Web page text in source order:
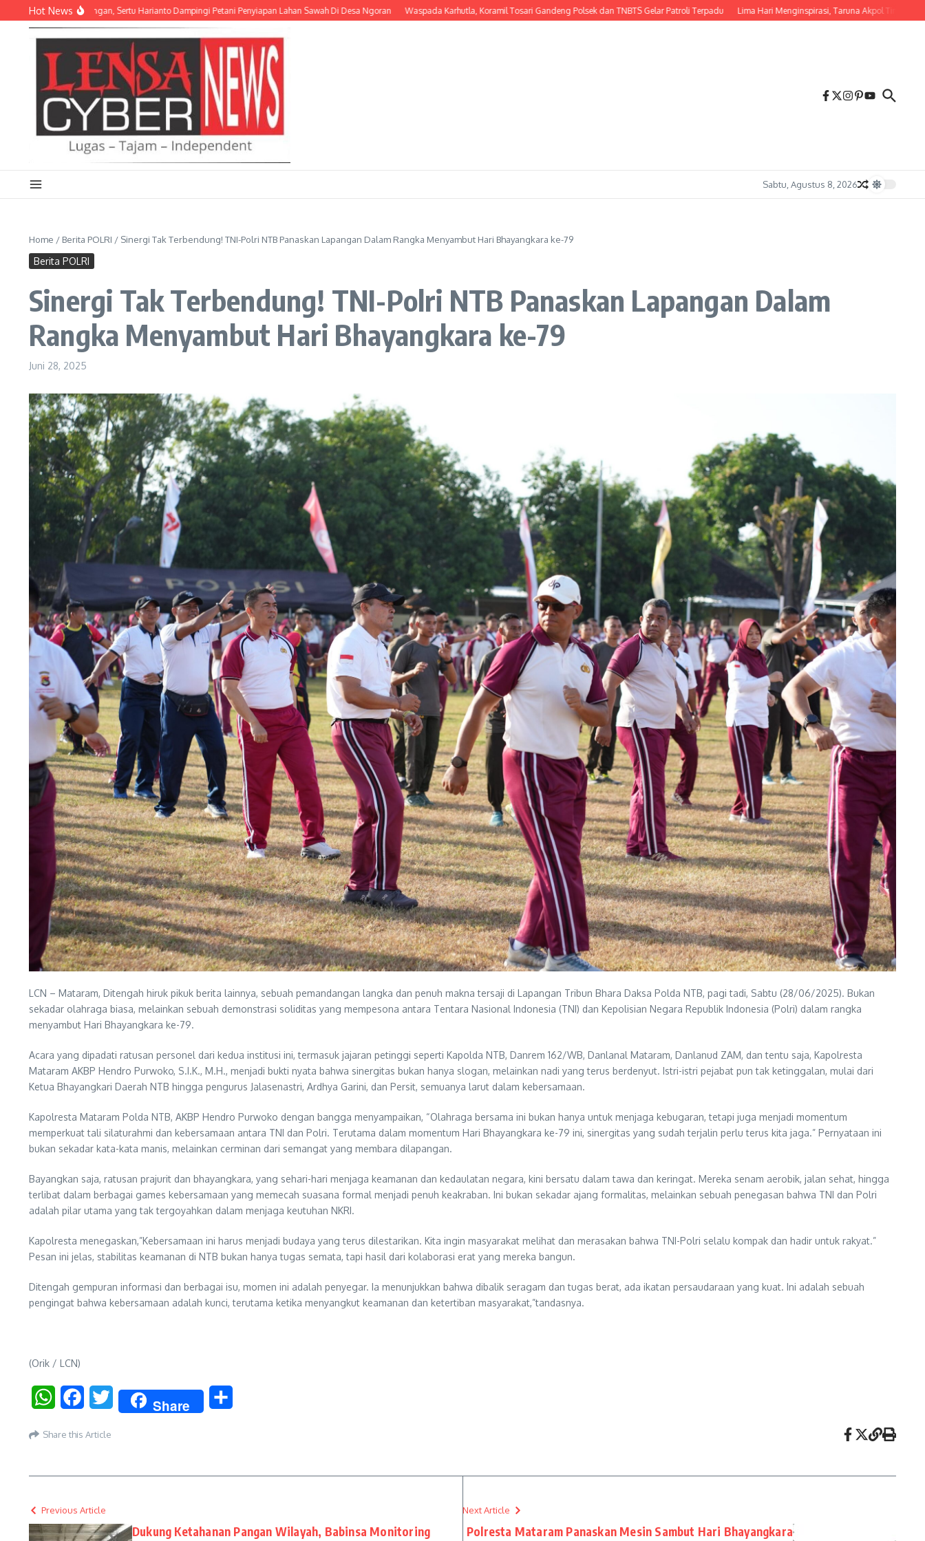
Lewati ke konten
Hot News
Ketahanan Pangan, Sertu Harianto Dampingi Petani Penyiapan Lahan Sawah Di Desa Ngoran Waspada Karhutla, Koramil Tosari Gandeng Polsek dan TNBTS Gelar Patroli Terpadu Lima Hari Menginspirasi, Taruna Akpol Tinggalkan
Sabtu, Agustus 8, 2026
Home / Berita POLRI / Sinergi Tak Terbendung! TNI-Polri NTB Panaskan Lapangan Dalam Rangka Menyambut Hari Bhayangkara ke-79
Berita POLRI
Sinergi Tak Terbendung! TNI-Polri NTB Panaskan Lapangan Dalam
Rangka Menyambut Hari Bhayangkara ke-79
Juni 28, 2025
LCN – Mataram, Ditengah hiruk pikuk berita lainnya, sebuah pemandangan langka dan penuh makna tersaji di Lapangan Tribun Bhara Daksa Polda NTB, pagi tadi, Sabtu (28/06/2025). Bukan
sekadar olahraga biasa, melainkan sebuah demonstrasi soliditas yang mempesona antara Tentara Nasional Indonesia (TNI) dan Kepolisian Negara Republik Indonesia (Polri) dalam rangka
menyambut Hari Bhayangkara ke-79.
Acara yang dipadati ratusan personel dari kedua institusi ini, termasuk jajaran petinggi seperti Kapolda NTB, Danrem 162/WB, Danlanal Mataram, Danlanud ZAM, dan tentu saja, Kapolresta
Mataram AKBP Hendro Purwoko, S.I.K., M.H., menjadi bukti nyata bahwa sinergitas bukan hanya slogan, melainkan nadi yang terus berdenyut. Istri-istri pejabat pun tak ketinggalan, mulai dari
Ketua Bhayangkari Daerah NTB hingga pengurus Jalasenastri, Ardhya Garini, dan Persit, semuanya larut dalam kebersamaan.
Kapolresta Mataram Polda NTB, AKBP Hendro Purwoko dengan bangga menyampaikan, “Olahraga bersama ini bukan hanya untuk menjaga kebugaran, tetapi juga menjadi momentum
memperkuat tali silaturahmi dan kebersamaan antara TNI dan Polri. Terutama dalam momentum Hari Bhayangkara ke-79 ini, sinergitas yang sudah terjalin perlu terus kita jaga.” Pernyataan ini
bukan sekadar kata-kata manis, melainkan cerminan dari semangat yang membara dilapangan.
Bayangkan saja, ratusan prajurit dan bhayangkara, yang sehari-hari menjaga keamanan dan kedaulatan negara, kini bersatu dalam tawa dan keringat. Mereka senam aerobik, jalan sehat, hingga
terlibat dalam berbagai games kebersamaan yang memecah suasana formal menjadi penuh keakraban. Ini bukan sekadar ajang formalitas, melainkan sebuah penegasan bahwa TNI dan Polri
adalah pilar utama yang tak tergoyahkan dalam menjaga keutuhan NKRI.
Kapolresta menegaskan,”Kebersamaan ini harus menjadi budaya yang terus dilestarikan. Kita ingin masyarakat melihat dan merasakan bahwa TNI-Polri selalu kompak dan hadir untuk rakyat.”
Pesan ini jelas, stabilitas keamanan di NTB bukan hanya tugas semata, tapi hasil dari kolaborasi erat yang mereka bangun.
Ditengah gempuran informasi dan berbagai isu, momen ini adalah penyegar. Ia menunjukkan bahwa dibalik seragam dan tugas berat, ada ikatan persaudaraan yang kuat. Ini adalah sebuah
pengingat bahwa kebersamaan adalah kunci, terutama ketika menyangkut keamanan dan ketertiban masyarakat,”tandasnya.
(Orik / LCN)
WhatsAppFacebookTwitter Share
Share this Article
Previous Article
Dukung Ketahanan Pangan Wilayah, Babinsa Monitoring
Next Article
Polresta Mataram Panaskan Mesin Sambut Hari Bhayangkara